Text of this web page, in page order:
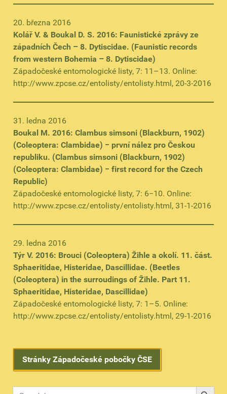
20. března 2016
Kolář V. & Boukal D. S. 2016: Faunistické zprávy ze
západních Čech – 8. Dytiscidae. (Faunistic records
from western Bohemia – 8. Dytiscidae)
Západočeské entomologické listy, 7: 11–13. Online:
http://www.zpcse.cz/entolisty/entolisty.html, 20-3-2016
31. ledna 2016
Boukal M. 2016: Clambus simsoni (Blackburn, 1902)
(Coleoptera: Clambidae) − první nález pro Českou
republiku. (Clambus simsoni (Blackburn, 1902)
(Coleoptera: Clambidae) − first record for the Czech
Republic)
Západočeské entomologické listy, 7: 6−10. Online:
http://www.zpcse.cz/entolisty/entolisty.html, 31-1-2016
29. ledna 2016
Týr V. 2016: Brouci (Coleoptera) Žihle a okolí. 11. část.
Sphaeritidae, Histeridae, Dascillidae. (Beetles
(Coleoptera) in the surroudings of Žihle. Part 11.
Sphaeritidae, Histeridae, Dascillidae)
Západočeské entomologické listy, 7: 1–5. Online:
http://www.zpcse.cz/entolisty/entolisty.html, 29-1-2016
Stránky Západočeské pobočky ČSE
Search
Search